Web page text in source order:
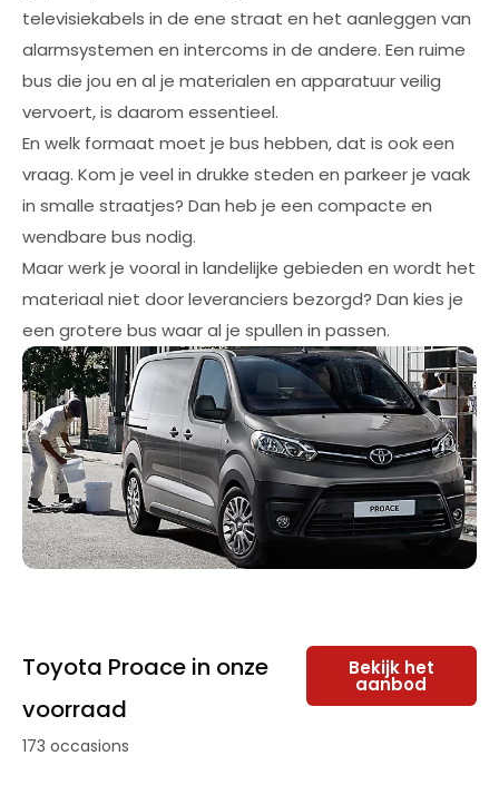
televisiekabels in de ene straat en het aanleggen van
alarmsystemen en intercoms in de andere. Een ruime
bus die jou en al je materialen en apparatuur veilig
vervoert, is daarom essentieel.
En welk formaat moet je bus hebben, dat is ook een
vraag. Kom je veel in drukke steden en parkeer je vaak
in smalle straatjes? Dan heb je een compacte en
wendbare bus nodig.
Maar werk je vooral in landelijke gebieden en wordt het
materiaal niet door leveranciers bezorgd? Dan kies je
een grotere bus waar al je spullen in passen.
Toyota Proace in onze
voorraad
Bekijk het
aanbod
173 occasions